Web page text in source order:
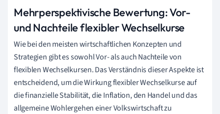
Mehrperspektivische Bewertung: Vor-
und Nachteile flexibler Wechselkurse
Wie bei den meisten wirtschaftlichen Konzepten und
Strategien gibt es sowohl Vor- als auch Nachteile von
flexiblen Wechselkursen. Das Verständnis dieser Aspekte ist
entscheidend, um die Wirkung flexibler Wechselkurse auf
die finanzielle Stabilität, die Inflation, den Handel und das
allgemeine Wohlergehen einer Volkswirtschaft zu